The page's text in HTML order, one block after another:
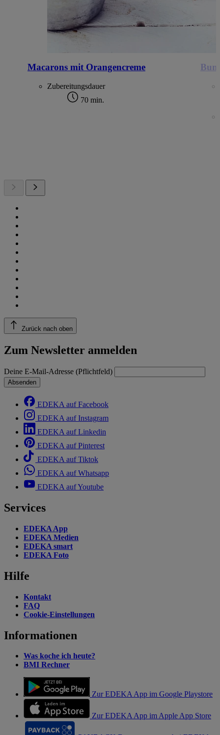
Macarons mit Orangencreme
Zubereitungsdauer
70 min.
Zurück nach oben
Zum Newsletter anmelden
Deine E-Mail-Adresse (Pflichtfeld)
Absenden
EDEKA auf Facebook
EDEKA auf Instagram
EDEKA auf Linkedin
EDEKA auf Pinterest
EDEKA auf Tiktok
EDEKA auf Whatsapp
EDEKA auf Youtube
Services
EDEKA App
EDEKA Medien
EDEKA smart
EDEKA Foto
Hilfe
Kontakt
FAQ
Cookie-Einstellungen
Informationen
Was koche ich heute?
BMI Rechner
Zur EDEKA App im Google Playstore
Zur EDEKA App im Apple App Store